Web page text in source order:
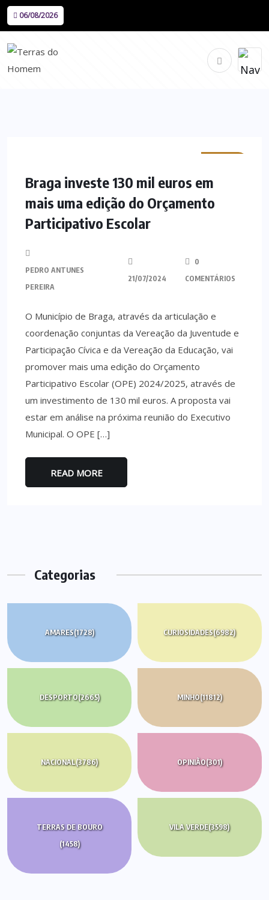
06/08/2026
Braga investe 130 mil euros em
mais uma edição do Orçamento
Participativo Escolar
PEDRO ANTUNES
PEREIRA
21/07/2024
0
COMENTÁRIOS
O Município de Braga, através da articulação e
coordenação conjuntas da Vereação da Juventude e
Participação Cívica e da Vereação da Educação, vai
promover mais uma edição do Orçamento
Participativo Escolar (OPE) 2024/2025, através de
um investimento de 130 mil euros. A proposta vai
estar em análise na próxima reunião do Executivo
Municipal. O OPE […]
READ MORE
Categorias
AMARES(1728) CURIOSIDADES(6982)
DESPORTO(2665) MINHO(11812)
NACIONAL(3786) OPINIÃO(301)
TERRAS DE BOURO
(1458)
VILA VERDE(3598)